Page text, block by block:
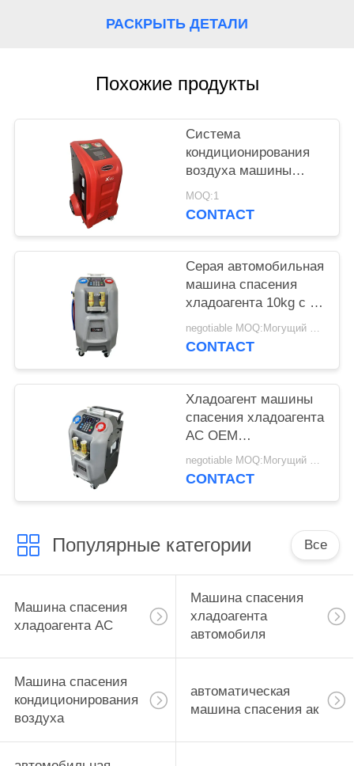
РАСКРЫТЬ ДЕТАЛИ
Похожие продукты
Система
кондиционирования
воздуха машины
спасения хладоагента
AC автомобиля топя
MOQ:1
CONTACT
Серая автомобильная
машина спасения
хладоагента 10kg с 5"
дисплей цвета LCD negotiable MOQ:Могущий быть предметом переговоров
CONTACT
Хладоагент машины
спасения хладоагента
AC OEM
автоматический
повторно используя
negotiable MOQ:Могущий быть предметом переговоров
CONTACT
Популярные категории Все
Машина спасения
хладоагента AC
Машина спасения
хладоагента
автомобиля
Машина спасения
кондиционирования
воздуха
автоматическая
машина спасения ак